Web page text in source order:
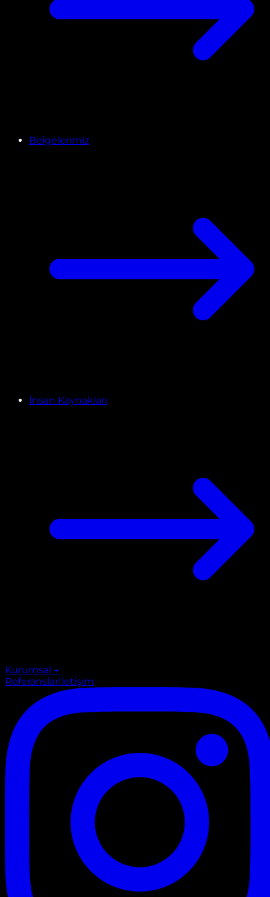
Belgelerimiz
İnsan Kaynakları
Kurumsal →
Referanslarİletişim